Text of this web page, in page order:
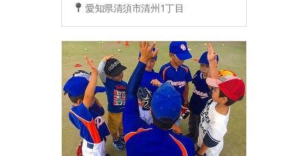
愛知県清須市清州1丁目